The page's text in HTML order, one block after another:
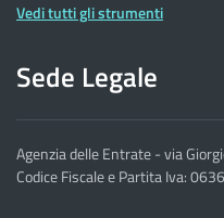
Vedi tutti gli strumenti
Sede Legale
Agenzia delle Entrate - via
Codice Fiscale e Partita Iva: